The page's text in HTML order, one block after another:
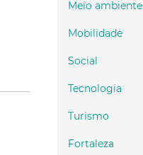
Meio ambiente
Mobilidade
Social
Tecnologia
Turismo
Fortaleza